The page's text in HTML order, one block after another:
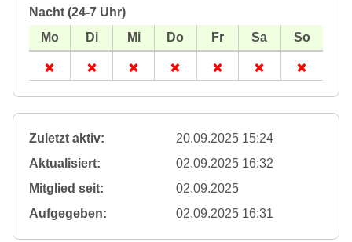
Nacht (24-7 Uhr)
Zuletzt aktiv:
20.09.2025 15:24
Aktualisiert:
02.09.2025 16:32
Mitglied seit:
02.09.2025
Aufgegeben:
02.09.2025 16:31